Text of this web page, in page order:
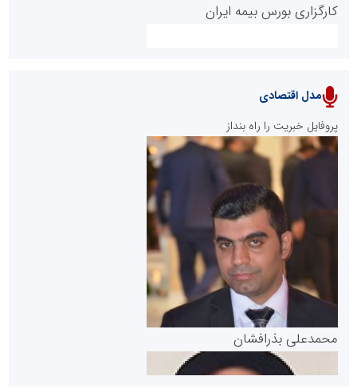
پایگاه خبری نهضت ملی مسکن
پایگاه خبری گفتمان یزد
کارگزاری بورس بیمه ایران
سازمان بورس و اوراق بهادار
مرجع اخبار موثق در بازارسرمایه
مدل اقتصادی
پروفایل خبریت را راه بنداز
محمدعلی بذرافشان